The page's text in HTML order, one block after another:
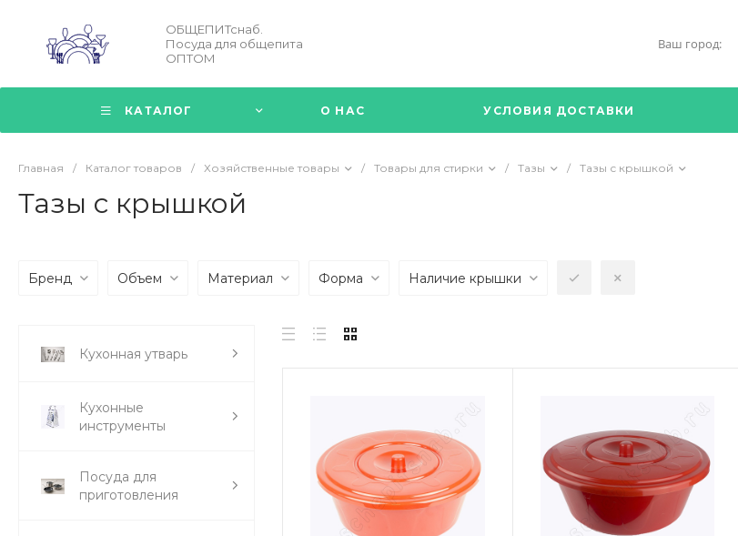
ОБЩЕПИТснаб.
Посуда для общепита
ОПТОМ
Ваш город:
КАТАЛОГ О НАС УСЛОВИЯ ДОСТАВКИ
Главная / Каталог товаров / Хозяйственные товары / Товары для стирки / Тазы / Тазы с крышкой
Тазы с крышкой
Бренд Объем Материал Форма Наличие крышки
Кухонная утварь
Кухонные
инструменты
Посуда для
приготовления